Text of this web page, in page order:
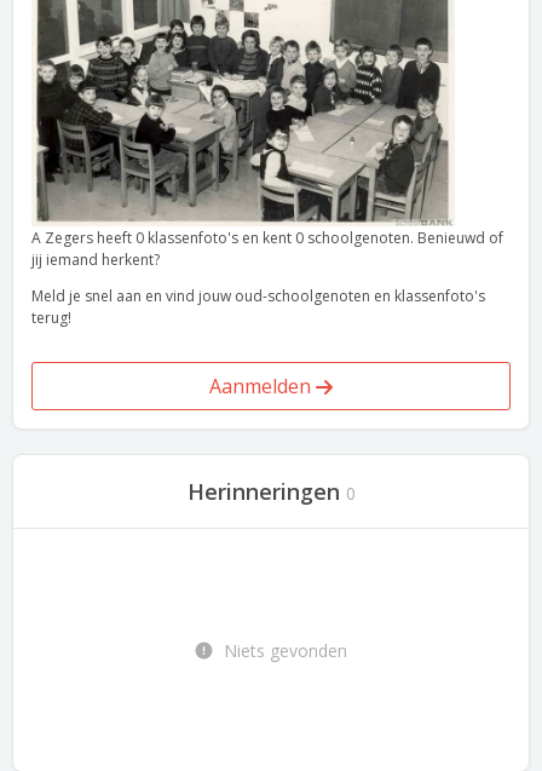
A Zegers heeft 0 klassenfoto's en kent 0 schoolgenoten. Benieuwd of
jij iemand herkent?
Meld je snel aan en vind jouw oud-schoolgenoten en klassenfoto's
terug!
Aanmelden
Herinneringen 0
Niets gevonden